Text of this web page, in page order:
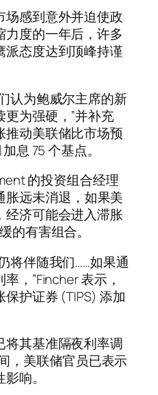
场感到意外并迫使政
度的一年后，许多
派态度达到顶峰持谨
认为鲍威尔主席的新
为强硬，”并补充
动美联储比市场预
息 75 个基点。
的投资组合经理
胀远未消退，如果美
经济可能会进入滞胀
的有害组合。
将伴随我们……如果通
，”Fincher 表示，
护证券 (TIPS) 添加
将其基准隔夜利率调
，美联储官员已表示
响。